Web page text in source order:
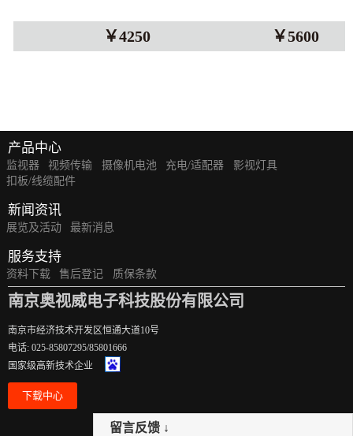
￥4250 ￥5600
产品中心
监视器 视频传输 摄像机电池 充电/适配器
影视灯具
扣板/线缆配件
新闻资讯
展览及活动 最新消息
服务支持
资料下载 售后登记 质保条款
南京奥视威电子科技股份有限公司
南京市经济技术开发区恒通大道10号
电话: 025-85807295/85801666
国家级高新技术企业
下载中心
留言反馈 ↓